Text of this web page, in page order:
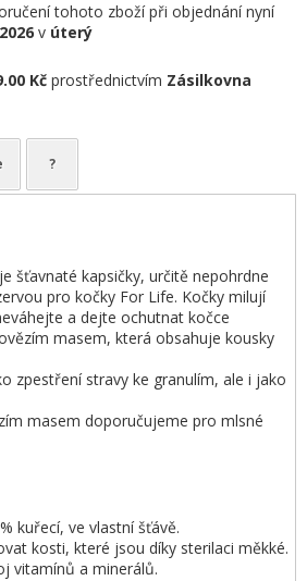
tohoto zboží při objednání nyní
v úterý
Kč prostřednictvím Zásilkovna
?
šťavnaté kapsičky, určitě nepohrdne
pro kočky For Life. Kočky milují
a dejte ochutnat kočce
masem, která obsahuje kousky
zpestření stravy ke granulím, ale i jako
masem doporučujeme pro mlsné
kuřecí, ve vlastní šťávě.
kosti, které jsou díky sterilaci měkké.
vitamínů a minerálů.